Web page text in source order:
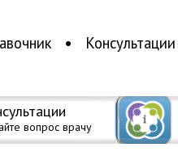
Консультации
вопрос врачу